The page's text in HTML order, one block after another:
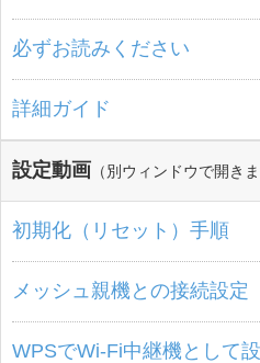
必ずお読みください
詳細ガイド
設定動画 （別ウィンドウで開きま
初期化（リセット）手順
メッシュ親機との接続設定
WPSでWi-Fi中継機として